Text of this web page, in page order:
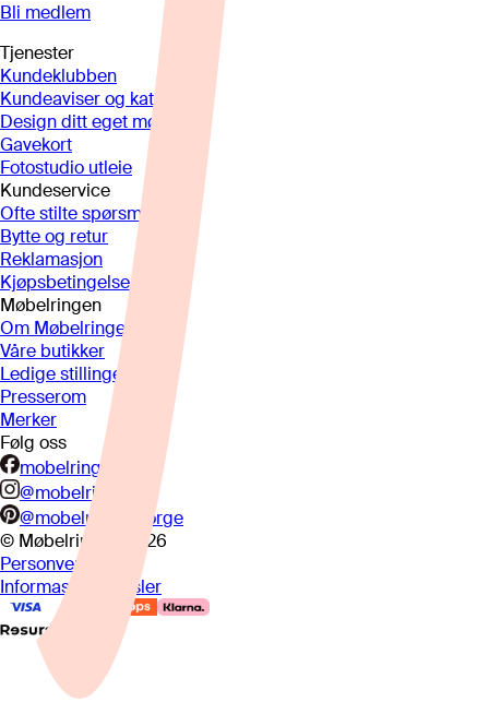
Bli medlem
Tjenester
Kundeklubben
Kundeaviser og kataloger
Design ditt eget møbel
Gavekort
Fotostudio utleie
Kundeservice
Ofte stilte spørsmål
Bytte og retur
Reklamasjon
Kjøpsbetingelser
Møbelringen
Om Møbelringen
Våre butikker
Ledige stillinger
Presserom
Merker
Følg oss
mobelringen.no
@mobelringen
@mobelringennorge
© Møbelringen
2026
Personvern
Informasjonskapsler